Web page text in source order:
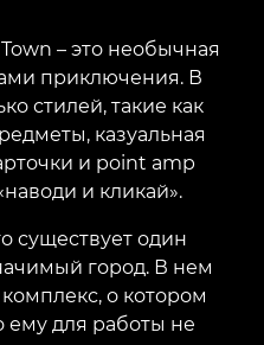
– это необычная
приключения. В
стилей, такие как
казуальная
и point amp
и кликай».
существует один
город. В нем
о котором
ему для работы не